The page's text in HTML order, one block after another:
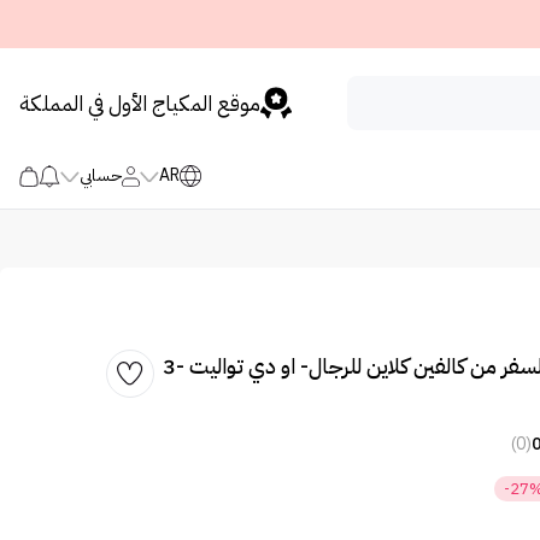
موقع المكياج الأول في المملكة
AR حسابي
مجموعة عطور السفر من كالفين كلاين للرجال- او دي تواليت -3
0
(0)
-